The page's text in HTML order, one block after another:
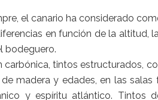
el canario ha considerado
en función de la altitud,
bodeguero.
tintos estructurados,
madera y edades, en las salas
y espíritu atlántico. Tintos